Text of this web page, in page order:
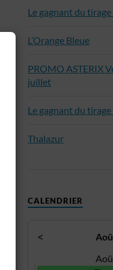
Le gagnant du
L’Orange Bleue
PROMO ASTERIX
juillet
Le gagnant du
Thalazur
CALENDRIER
<